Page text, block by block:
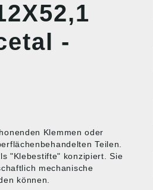
-
Klemmen oder
Teilen.
"Klebestifte" konzipiert. Sie
mechanische
können.